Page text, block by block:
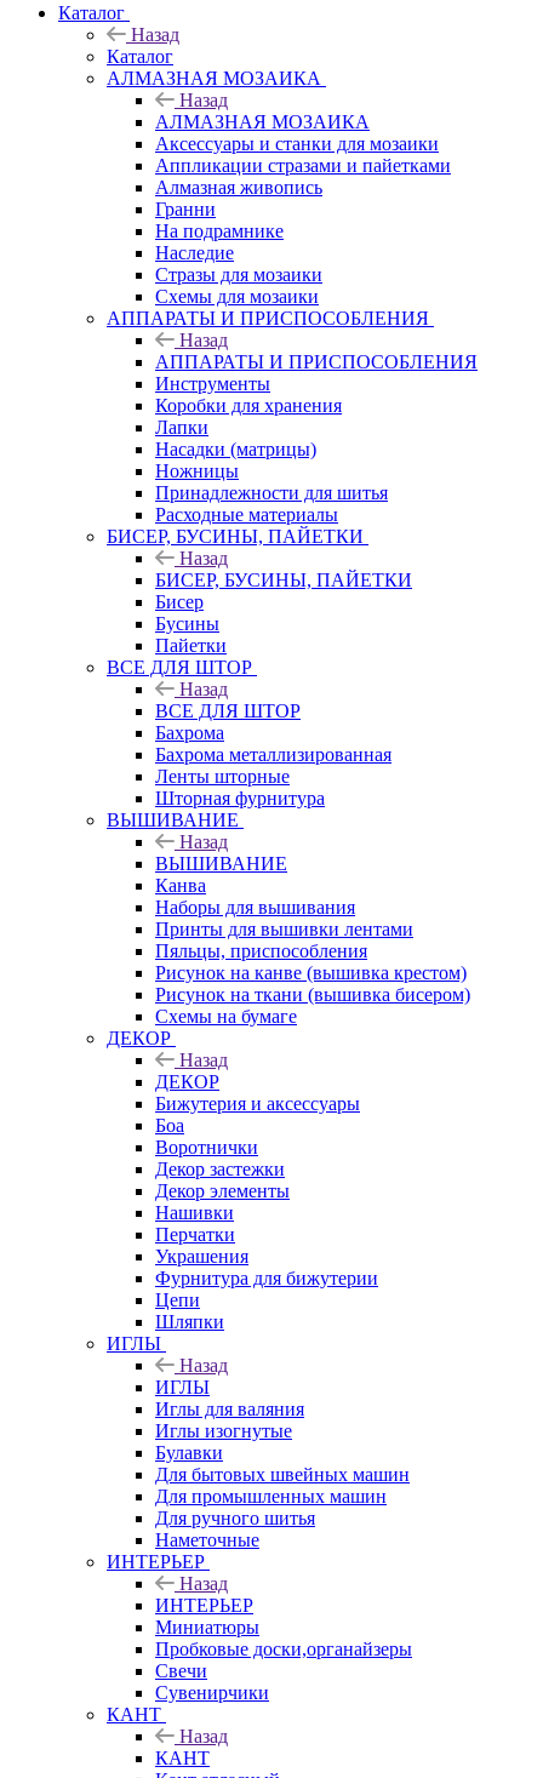
Каталог
Назад
Каталог
АЛМАЗНАЯ МОЗАИКА
Назад
АЛМАЗНАЯ МОЗАИКА
Аксессуары и станки для мозаики
Аппликации стразами и пайетками
Алмазная живопись
Гранни
На подрамнике
Наследие
Стразы для мозаики
Схемы для мозаики
АППАРАТЫ И ПРИСПОСОБЛЕНИЯ
Назад
АППАРАТЫ И ПРИСПОСОБЛЕНИЯ
Инструменты
Коробки для хранения
Лапки
Насадки (матрицы)
Ножницы
Принадлежности для шитья
Расходные материалы
БИСЕР, БУСИНЫ, ПАЙЕТКИ
Назад
БИСЕР, БУСИНЫ, ПАЙЕТКИ
Бисер
Бусины
Пайетки
ВСЕ ДЛЯ ШТОР
Назад
ВСЕ ДЛЯ ШТОР
Бахрома
Бахрома металлизированная
Ленты шторные
Шторная фурнитура
ВЫШИВАНИЕ
Назад
ВЫШИВАНИЕ
Канва
Наборы для вышивания
Принты для вышивки лентами
Пяльцы, приспособления
Рисунок на канве (вышивка крестом)
Рисунок на ткани (вышивка бисером)
Схемы на бумаге
ДЕКОР
Назад
ДЕКОР
Бижутерия и аксессуары
Боа
Воротнички
Декор застежки
Декор элементы
Нашивки
Перчатки
Украшения
Фурнитура для бижутерии
Цепи
Шляпки
ИГЛЫ
Назад
ИГЛЫ
Иглы для валяния
Иглы изогнутые
Булавки
Для бытовых швейных машин
Для промышленных машин
Для ручного шитья
Наметочные
ИНТЕРЬЕР
Назад
ИНТЕРЬЕР
Миниатюры
Пробковые доски,органайзеры
Свечи
Сувенирчики
КАНТ
Назад
КАНТ